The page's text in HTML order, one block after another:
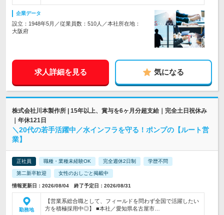
企業データ
設立：1948年5月／従業員数：510人／本社所在地：
大阪府
求人詳細を見る 気になる
株式会社川本製作所 | 15年以上、賞与を6ヶ月分超支給｜完全土日祝休み
｜年休121日
＼20代の若手活躍中／水インフラを守る！ポンプの【ルート営
業】
正社員 職種・業種未経験OK 完全週休2日制 学歴不問
第二新卒歓迎 女性のおしごと掲載中
情報更新日：2026/08/04 終了予定日：2026/08/31
勤務地
【営業系総合職として、フィールドを問わず全国で活躍したい
方を積極採用中◎】 ■本社／愛知県名古屋市…